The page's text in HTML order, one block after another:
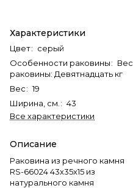
Характеристики
Цвет: серый
Особенности раковины: Вес
раковины: Девятнадцать кг
Вес: 19
Ширина, см. : 43
Все характеристики
Описание
Раковина из речного камня
RS-66024 43х35х15 из
натурального камня